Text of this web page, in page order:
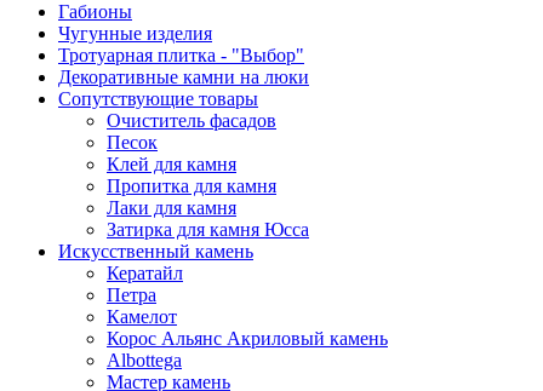
Габионы
Чугунные изделия
Тротуарная плитка - "Выбор"
Декоративные камни на люки
Сопутствующие товары
Очиститель фасадов
Песок
Клей для камня
Пропитка для камня
Лаки для камня
Затирка для камня Юсса
Искусственный камень
Кератайл
Петра
Камелот
Корос Альянс Акриловый камень
Albottega
Мастер камень